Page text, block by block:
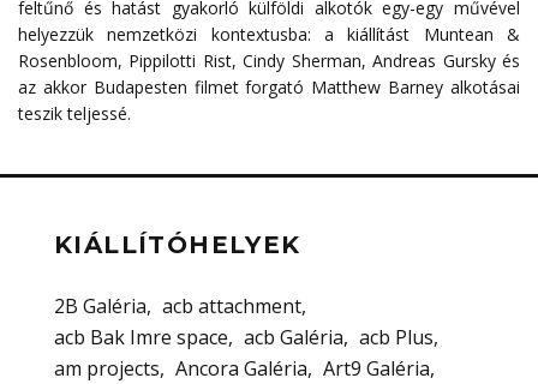
feltűnő és hatást gyakorló külföldi alkotók egy-egy művével
helyezzük nemzetközi kontextusba: a kiállítást Muntean &
Rosenbloom, Pippilotti Rist, Cindy Sherman, Andreas Gursky és
az akkor Budapesten filmet forgató Matthew Barney alkotásai
teszik teljessé.
KIÁLLÍTÓHELYEK
2B Galéria
acb attachment
acb Bak Imre space
acb Galéria
acb Plus
am projects
Ancora Galéria
Art9 Galéria